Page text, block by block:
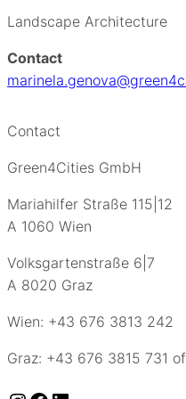
Landscape Architecture
Contact
Contact
Green4Cities GmbH
Mariahilfer Straße 115|12
A 1060 Wien
Volksgartenstraße 6|7
A 8020 Graz
Wien: +43 676 3813 242
Graz: +43 676 3815 731